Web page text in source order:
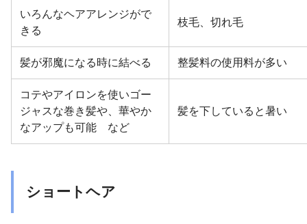
いろんなヘアアレンジがで
きる
枝毛、切れ毛
髪が邪魔になる時に結べる 整髪料の使用料が多い
コテやアイロンを使いゴー
ジャスな巻き髪や、華やか
なアップも可能 など
髪を下していると暑い
ショートヘア